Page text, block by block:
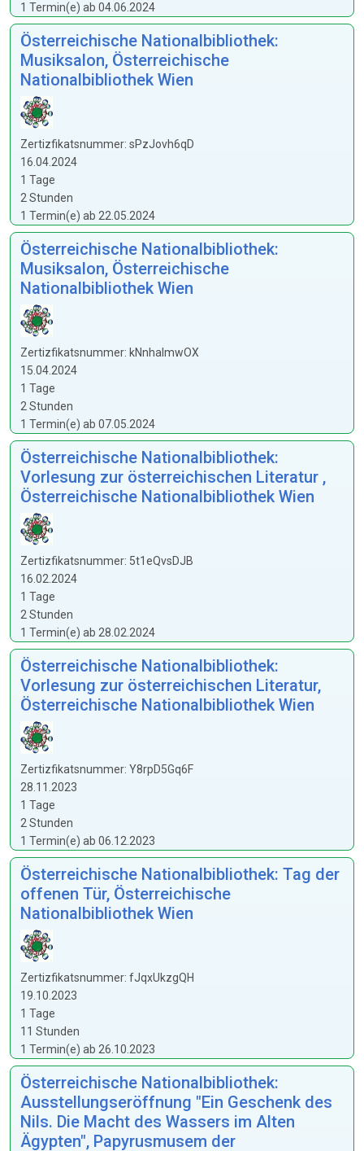
1 Termin(e) ab 04.06.2024
Österreichische Nationalbibliothek:
Musiksalon, Österreichische
Nationalbibliothek Wien
Zertizfikatsnummer: sPzJovh6qD
16.04.2024
1 Tage
2 Stunden
1 Termin(e) ab 22.05.2024
Österreichische Nationalbibliothek:
Musiksalon, Österreichische
Nationalbibliothek Wien
Zertizfikatsnummer: kNnhaImwOX
15.04.2024
1 Tage
2 Stunden
1 Termin(e) ab 07.05.2024
Österreichische Nationalbibliothek:
Vorlesung zur österreichischen Literatur ,
Österreichische Nationalbibliothek Wien
Zertizfikatsnummer: 5t1eQvsDJB
16.02.2024
1 Tage
2 Stunden
1 Termin(e) ab 28.02.2024
Österreichische Nationalbibliothek:
Vorlesung zur österreichischen Literatur,
Österreichische Nationalbibliothek Wien
Zertizfikatsnummer: Y8rpD5Gq6F
28.11.2023
1 Tage
2 Stunden
1 Termin(e) ab 06.12.2023
Österreichische Nationalbibliothek: Tag der
offenen Tür, Österreichische
Nationalbibliothek Wien
Zertizfikatsnummer: fJqxUkzgQH
19.10.2023
1 Tage
11 Stunden
1 Termin(e) ab 26.10.2023
Österreichische Nationalbibliothek:
Ausstellungseröffnung "Ein Geschenk des
Nils. Die Macht des Wassers im Alten
Ägypten", Papyrusmusem der